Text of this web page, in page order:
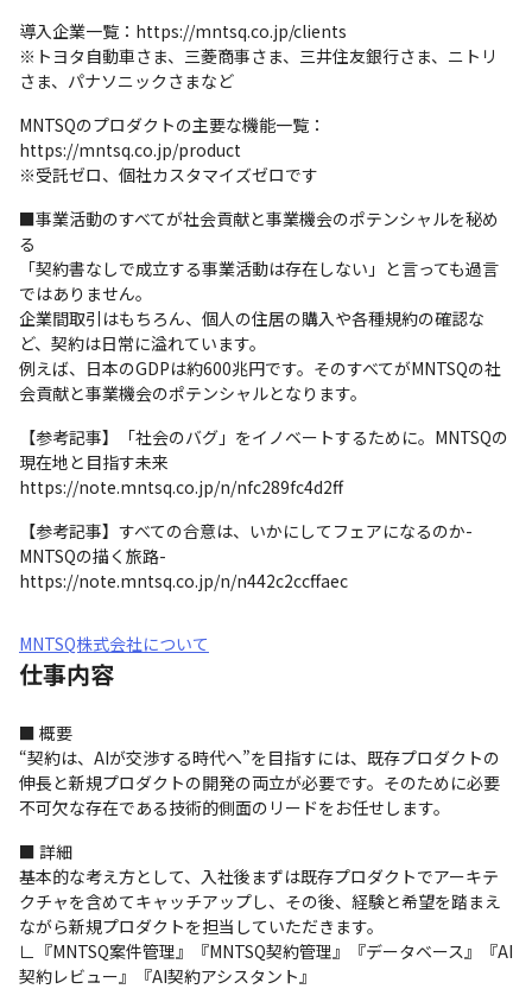
導入企業一覧：https://mntsq.co.jp/clients
※トヨタ自動車さま、三菱商事さま、三井住友銀行さま、ニトリ
さま、パナソニックさまなど
MNTSQのプロダクトの主要な機能一覧：
https://mntsq.co.jp/product
※受託ゼロ、個社カスタマイズゼロです
■事業活動のすべてが社会貢献と事業機会のポテンシャルを秘め
る
「契約書なしで成立する事業活動は存在しない」と言っても過言
ではありません。
企業間取引はもちろん、個人の住居の購入や各種規約の確認な
ど、契約は日常に溢れています。
例えば、日本のGDPは約600兆円です。そのすべてがMNTSQの社
会貢献と事業機会のポテンシャルとなります。
【参考記事】「社会のバグ」をイノベートするために。MNTSQの
現在地と目指す未来
https://note.mntsq.co.jp/n/nfc289fc4d2ff
【参考記事】すべての合意は、いかにしてフェアになるのか-
MNTSQの描く旅路-
https://note.mntsq.co.jp/n/n442c2ccffaec
MNTSQ株式会社について
仕事内容
■ 概要
“契約は、AIが交渉する時代へ”を目指すには、既存プロダクトの
伸長と新規プロダクトの開発の両立が必要です。そのために必要
不可欠な存在である技術的側面のリードをお任せします。
■ 詳細
基本的な考え方として、入社後まずは既存プロダクトでアーキテ
クチャを含めてキャッチアップし、その後、経験と希望を踏まえ
ながら新規プロダクトを担当していただきます。
∟『MNTSQ案件管理』『MNTSQ契約管理』『データベース』『AI
契約レビュー』『AI契約アシスタント』